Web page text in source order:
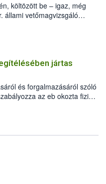
költözött be – igaz, még
állami vetőmagvizsgáló
alatti, Czigler Győző által
jártas
és forgalmazásáról szóló
az eb okozta fizikai
felmerülő
eb tartását és annak
jártas szakértőt.